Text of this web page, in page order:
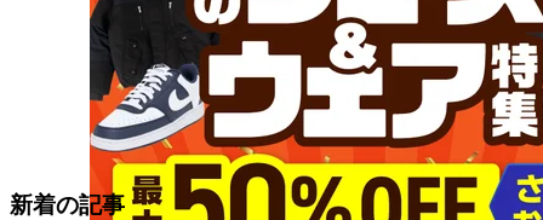
新着の記事